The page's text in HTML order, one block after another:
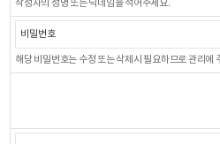
작성자의 성명 또는 닉네임을 적어주세요.
해당 비밀번호는 수정 또는 삭제시 필요하므로 관리에